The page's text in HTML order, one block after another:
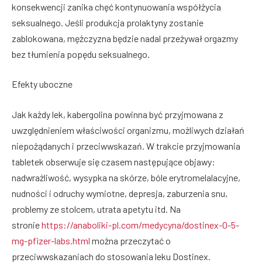
konsekwencji zanika chęć kontynuowania współżycia
seksualnego. Jeśli produkcja prolaktyny zostanie
zablokowana, mężczyzna będzie nadal przeżywał orgazmy
bez tłumienia popędu seksualnego.
Efekty uboczne
Jak każdy lek, kabergolina powinna być przyjmowana z
uwzględnieniem właściwości organizmu, możliwych działań
niepożądanych i przeciwwskazań. W trakcie przyjmowania
tabletek obserwuje się czasem następujące objawy:
nadwrażliwość, wysypka na skórze, bóle erytromelalacyjne,
nudności i odruchy wymiotne, depresja, zaburzenia snu,
problemy ze stolcem, utrata apetytu itd. Na
stroniehttps://anaboliki-pl.com/medycyna/dostinex-0-5-
mg-pfizer-labs.html można przeczytać o
przeciwwskazaniach do stosowania leku Dostinex.